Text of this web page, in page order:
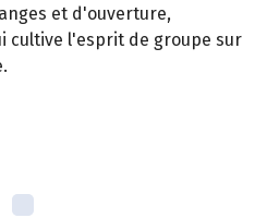
et d'ouverture,
cultive l'esprit de groupe sur